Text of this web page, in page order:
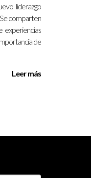
liderazgo
Se comparten
experiencias
de
Leer más